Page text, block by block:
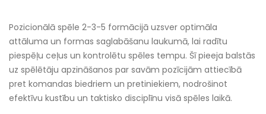
Pozicionālā spēle 2-3-5 formācijā uzsver optimāla
attāluma un formas saglabāšanu laukumā, lai radītu
piespēļu ceļus un kontrolētu spēles tempu. Šī pieeja balstās
uz spēlētāju apzināšanos par savām pozīcijām attiecībā
pret komandas biedriem un pretiniekiem, nodrošinot
efektīvu kustību un taktisko disciplīnu visā spēles laikā.